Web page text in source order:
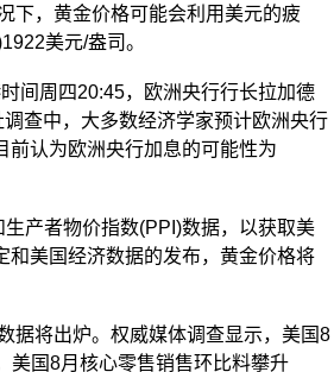
下，黄金价格可能会利用美元的疲
美元/盎司。
间周四20:45，欧洲央行行长拉加德
查中，大多数经济学家预计欧洲央行
前认为欧洲央行加息的可能性为
产者物价指数(PPI)数据，以获取美
和美国经济数据的发布，黄金价格将
据将出炉。权威媒体调查显示，美国8
美国8月核心零售销售环比料攀升